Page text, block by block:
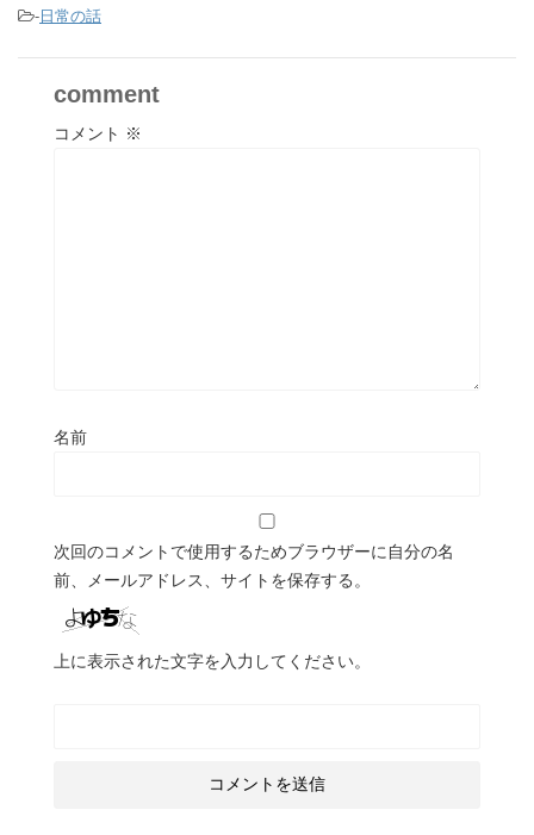
-日常の話
comment
コメント ※
名前
次回のコメントで使用するためブラウザーに自分の名
前、メールアドレス、サイトを保存する。
上に表示された文字を入力してください。